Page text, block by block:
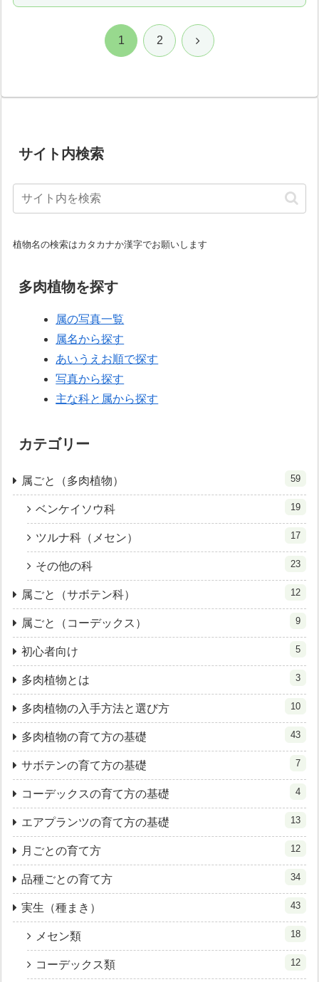
1 2 次
サイト内検索
植物名の検索はカタカナか漢字でお願いします
多肉植物を探す
属の写真一覧
属名から探す
あいうえお順で探す
写真から探す
主な科と属から探す
カテゴリー
属ごと（多肉植物） 59
ベンケイソウ科 19
ツルナ科（メセン） 17
その他の科 23
属ごと（サボテン科） 12
属ごと（コーデックス） 9
初心者向け 5
多肉植物とは 3
多肉植物の入手方法と選び方 10
多肉植物の育て方の基礎 43
サボテンの育て方の基礎 7
コーデックスの育て方の基礎 4
エアプランツの育て方の基礎 13
月ごとの育て方 12
品種ごとの育て方 34
実生（種まき） 43
メセン類 18
コーデックス類 12